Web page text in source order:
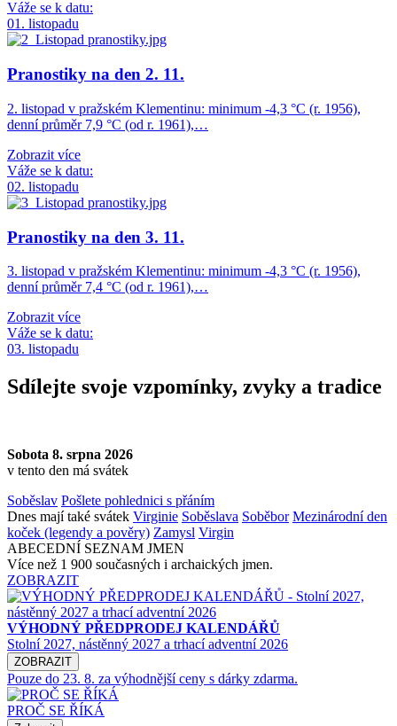
Váže se k datu:
01. listopadu
Pranostiky na den 2. 11.
2. listopad v pražském Klementinu: minimum -4,3 °C (r. 1956),
denní průměr 7,9 °C (od r. 1961),…
Zobrazit více
Váže se k datu:
02. listopadu
Pranostiky na den 3. 11.
3. listopad v pražském Klementinu: minimum -4,3 °C (r. 1956),
denní průměr 7,4 °C (od r. 1961),…
Zobrazit více
Váže se k datu:
03. listopadu
Sdílejte svoje vzpomínky, zvyky a tradice
Sobota 8. srpna 2026
v tento den má svátek
Soběslav Pošlete pohlednici s přáním
Dnes mají také svátek Virginie Soběslava Soběbor Mezinárodní den
koček (legendy a pověry) Zamysl Virgin
ABECEDNÍ SEZNAM JMEN
Více než 1 900 současných i archaických jmen.
ZOBRAZIT
VÝHODNÝ PŘEDPRODEJ KALENDÁŘŮ
Stolní 2027, nástěnný 2027 a trhací adventní 2026
ZOBRAZIT
Pouze do 23. 8. za výhodnější ceny s dárky zdarma.
PROČ SE ŘÍKÁ